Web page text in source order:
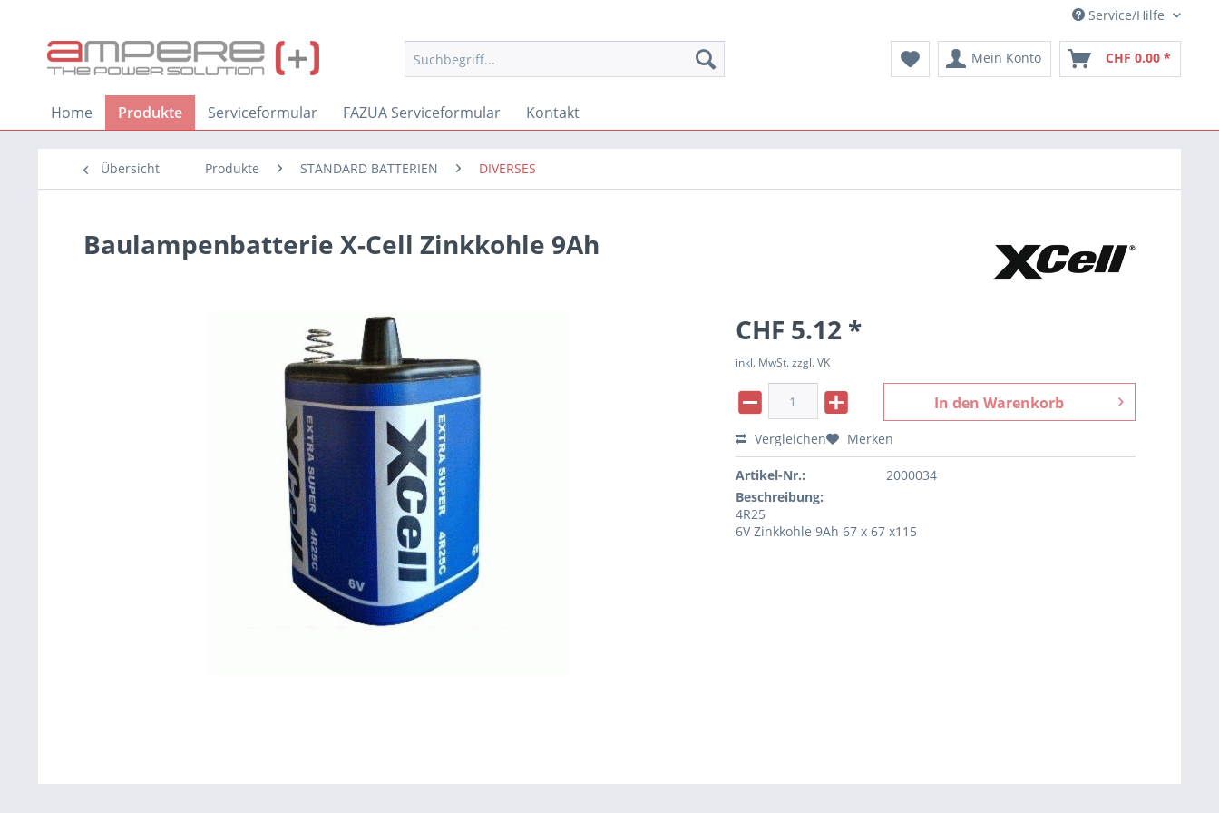
Service/Hilfe
Mein Konto CHF 0.00 *
Home Produkte Serviceformular FAZUA Serviceformular Kontakt
Übersicht Produkte STANDARD BATTERIEN DIVERSES
Baulampenbatterie X-Cell Zinkkohle 9Ah
CHF 5.12 *
inkl. MwSt. zzgl. VK
In den Warenkorb
Vergleichen Merken
Artikel-Nr.:
2000034
Beschreibung:
4R25
6V Zinkkohle 9Ah 67 x 67 x115